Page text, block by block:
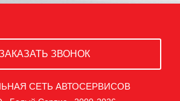
ЗВОНОК
СЕТЬ АВТОСЕРВИСОВ